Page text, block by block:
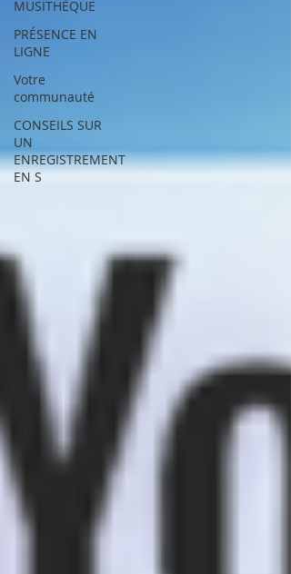
MUSITHÈQUE
PRÉSENCE EN
LIGNE
Votre
communauté
CONSEILS SUR
UN
ENREGISTREMENT
EN S